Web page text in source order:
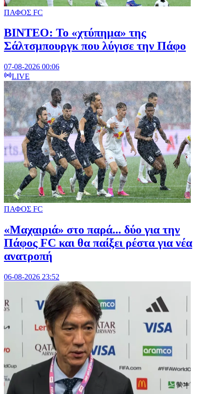
ΠΑΦΟΣ FC
ΒΙΝΤΕΟ: Το «χτύπημα» της
Σάλτσμπουργκ που λύγισε την Πάφο
07-08-2026 00:06
LIVE
ΠΑΦΟΣ FC
«Μαχαιριά» στο παρά... δύο για την
Πάφος FC και θα παίξει ρέστα για νέα
ανατροπή
06-08-2026 23:52